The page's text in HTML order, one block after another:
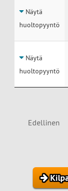
Näytä
huoltopyyntö
Näytä
huoltopyyntö
Edellinen